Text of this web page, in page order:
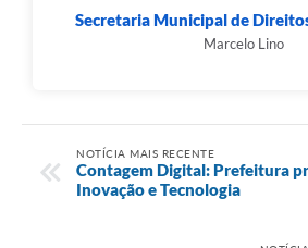
Secretaria Municipal de
Marcelo Lino
NOTÍCIA MAIS RECENTE
Contagem Digital: Prefeitura
Inovação e Tecnologia